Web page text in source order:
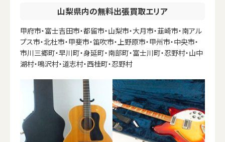
山梨県内の無料出張買取エリア
甲府市・富士吉田市・都留市・山梨市・大月市・韮崎市・南アル
プス市・北杜市・甲斐市・笛吹市・上野原市・甲州市・中央市・
市川三郷町・早川町・身延町・南部町・富士川町・忍野村・山中
湖村・鳴沢村・道志村・西桂町・忍野村